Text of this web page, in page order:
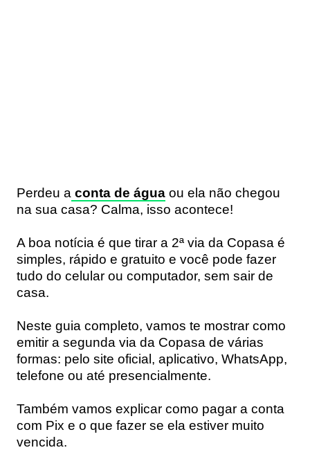
Perdeu a conta de água ou ela não chegou
na sua casa? Calma, isso acontece!
A boa notícia é que tirar a 2ª via da Copasa é
simples, rápido e gratuito e você pode fazer
tudo do celular ou computador, sem sair de
casa.
Neste guia completo, vamos te mostrar como
emitir a segunda via da Copasa de várias
formas: pelo site oficial, aplicativo, WhatsApp,
telefone ou até presencialmente.
Também vamos explicar como pagar a conta
com Pix e o que fazer se ela estiver muito
vencida.